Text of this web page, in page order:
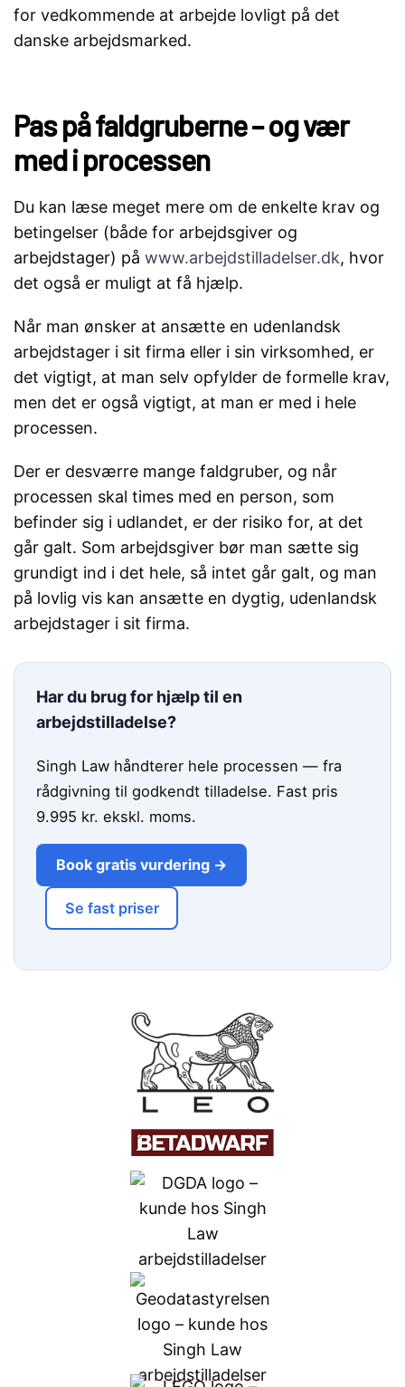
for vedkommende at arbejde lovligt på det
danske arbejdsmarked.
Pas på faldgruberne – og vær
med i processen
Du kan læse meget mere om de enkelte krav og
betingelser (både for arbejdsgiver og
arbejdstager) på www.arbejdstilladelser.dk, hvor
det også er muligt at få hjælp.
Når man ønsker at ansætte en udenlandsk
arbejdstager i sit firma eller i sin virksomhed, er
det vigtigt, at man selv opfylder de formelle krav,
men det er også vigtigt, at man er med i hele
processen.
Der er desværre mange faldgruber, og når
processen skal times med en person, som
befinder sig i udlandet, er der risiko for, at det
går galt. Som arbejdsgiver bør man sætte sig
grundigt ind i det hele, så intet går galt, og man
på lovlig vis kan ansætte en dygtig, udenlandsk
arbejdstager i sit firma.
Har du brug for hjælp til en
arbejdstilladelse?
Singh Law håndterer hele processen — fra
rådgivning til godkendt tilladelse. Fast pris
9.995 kr. ekskl. moms.
Book gratis vurdering →
Se fast priser